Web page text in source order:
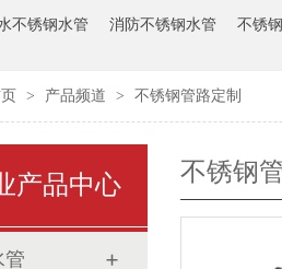
不锈钢水管 消防不锈钢水管 不锈
> 产品频道 > 不锈钢管路定制
产品中心
管
不锈钢